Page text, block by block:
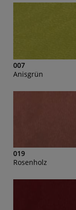
007
Anisgrün
019
Rosenholz